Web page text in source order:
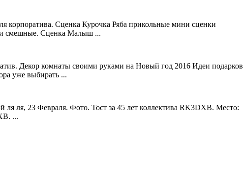
Сценка Курочка Ряба прикольные мини сценки
смешные. Сценка Малыш ...
Декор комнаты своими руками на Новый год 2016 Идеи подарков
уже выбирать ...
ля ля, 23 Февраля. Фото. Тост за 45 лет коллектива RK3DXB. Место:
...